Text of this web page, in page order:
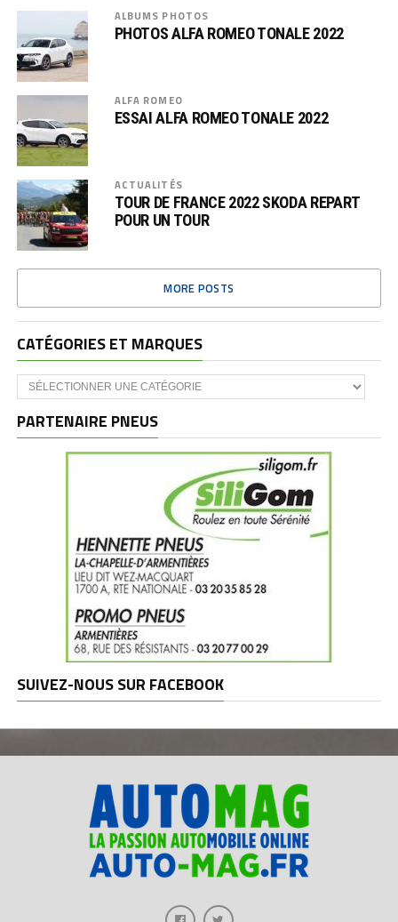
ALBUMS PHOTOS
PHOTOS ALFA ROMEO TONALE 2022
ALFA ROMEO
ESSAI ALFA ROMEO TONALE 2022
ACTUALITÉS
TOUR DE FRANCE 2022 SKODA REPART
POUR UN TOUR
MORE POSTS
CATÉGORIES ET MARQUES
Catégories
et
PARTENAIRE PNEUS
SUIVEZ-NOUS SUR FACEBOOK